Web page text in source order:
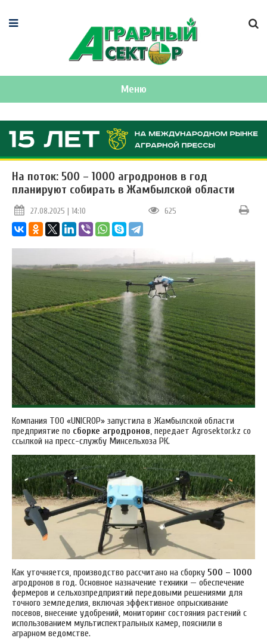
Меню
На поток: 500 – 1000 агродронов в год
планируют собирать в Жамбылской области
27.08.2025 | 14:10 625
Компания ТОО «UNICROP» запустила в Жамбылской области
предприятие по сборке агродронов, передает Аgrosektor.kz со
ссылкой на пресс-службу Минсельхоза РК.
Как уточняется, производство рассчитано на сборку 500 – 1000
агродронов в год. Основное назначение техники — обеспечение
фермеров и сельхозпредприятий передовыми решениями для
точного земледелия, включая эффективное опрыскивание
посевов, внесение удобрений, мониторинг состояния растений с
использованием мультиспектральных камер, пояснили в
аграрном ведомстве.